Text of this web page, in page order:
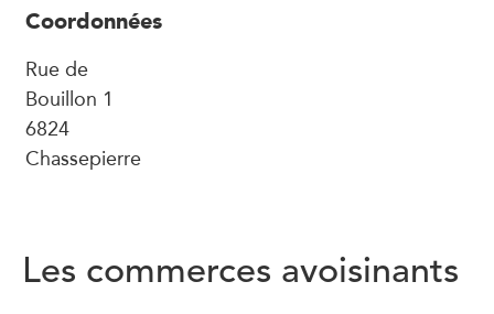
Coordonnées
Rue de
Bouillon 1
6824
Chassepierre
Les commerces avoisinants